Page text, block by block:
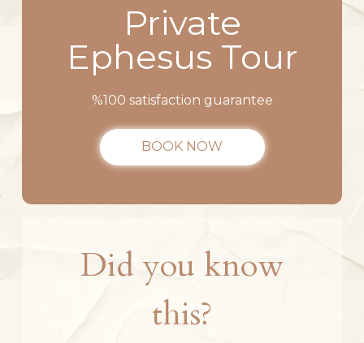
Private
Ephesus Tour
%100 satisfaction guarantee
BOOK NOW
Did you know
this?